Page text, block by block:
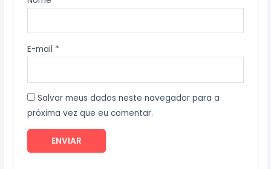
E-mail *
Salvar meus dados neste navegador para a
próxima vez que eu comentar.